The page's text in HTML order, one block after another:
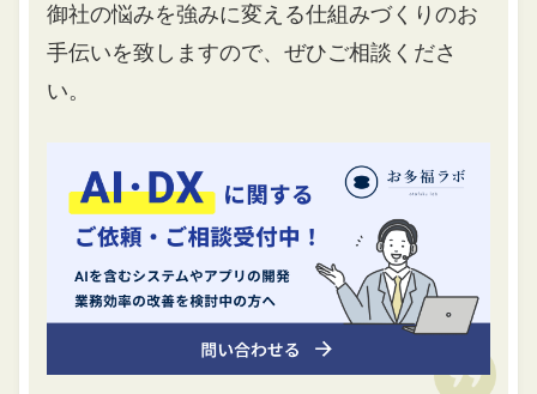
御社の悩みを強みに変える仕組みづくりのお
手伝いを致しますので、ぜひご相談くださ
い。